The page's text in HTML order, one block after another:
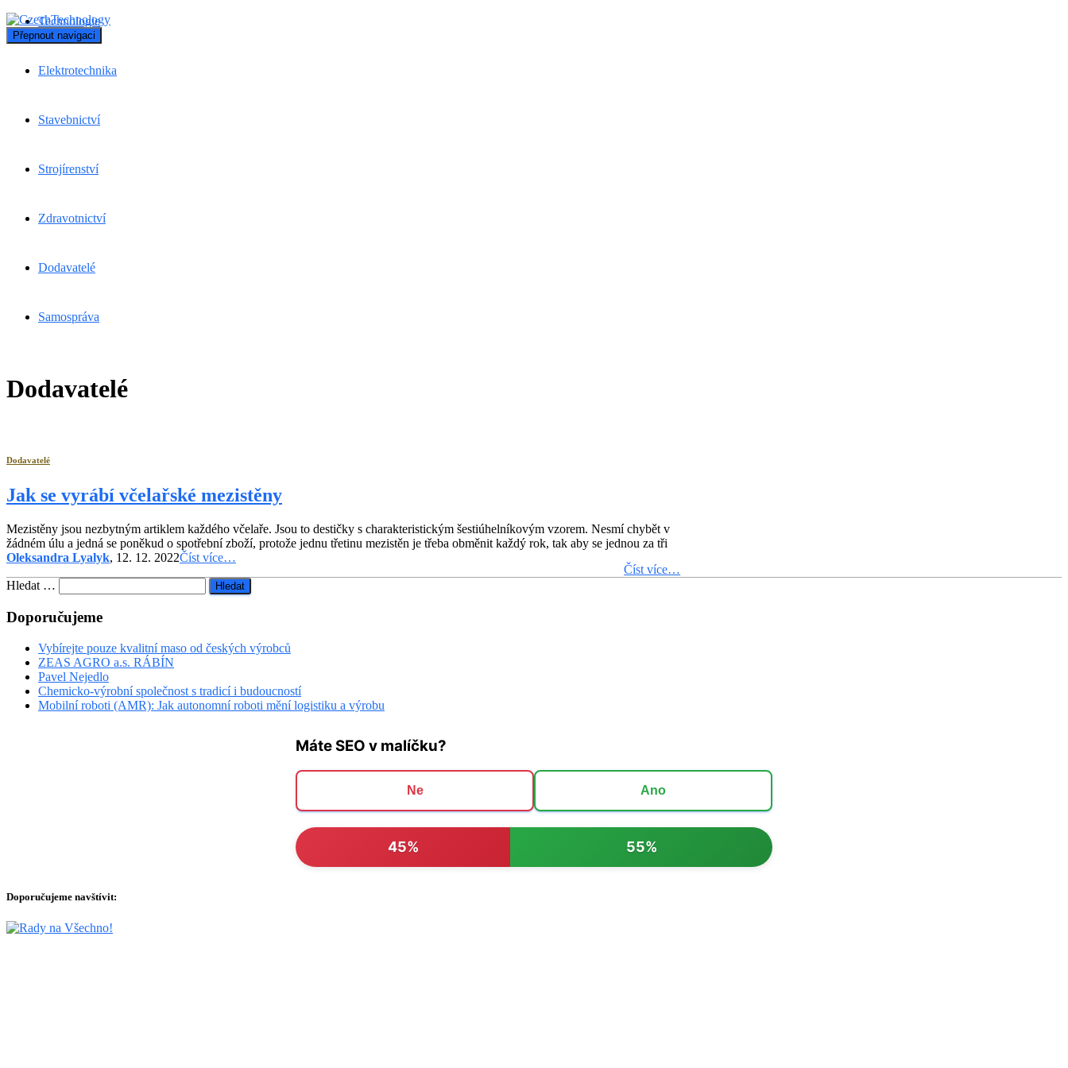
Přepnout navigaci
Technologie
Elektrotechnika
Stavebnictví
Strojírenství
Zdravotnictví
Dodavatelé
Samospráva
Dodavatelé
Dodavatelé
Jak se vyrábí včelařské mezistěny
Mezistěny jsou nezbytným artiklem každého včelaře. Jsou to destičky s charakteristickým šestiúhelníkovým vzorem. Nesmí chybět v
žádném úlu a jedná se poněkud o spotřební zboží, protože jednu třetinu mezistěn je třeba obměnit každý rok, tak aby se jednou za tři
Číst více…
Oleksandra Lyalyk, 12. 12. 2022Číst více…
Vyhledávání
Hledat …
Doporučujeme
Vybírejte pouze kvalitní maso od českých výrobců
ZEAS AGRO a.s. RÁBÍN
Pavel Nejedlo
Chemicko-výrobní společnost s tradicí i budoucností
Mobilní roboti (AMR): Jak autonomní roboti mění logistiku a výrobu
Máte SEO v malíčku?
Ne Ano
45% 55%
Doporučujeme navštívit: